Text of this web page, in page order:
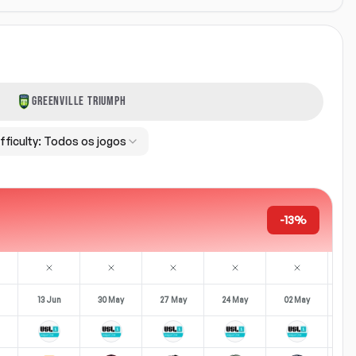
GREENVILLE TRIUMPH
Todos os jogos
-13%
13 Jun 30 May 27 May 24 May 02 May